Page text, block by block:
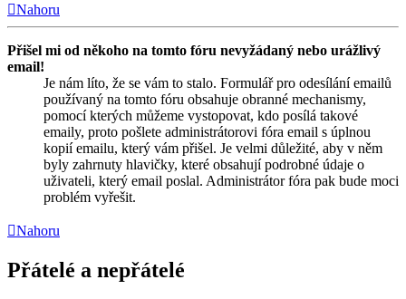
Nahoru
Přišel mi od někoho na tomto fóru nevyžádaný nebo urážlivý
email!
Je nám líto, že se vám to stalo. Formulář pro odesílání emailů
používaný na tomto fóru obsahuje obranné mechanismy,
pomocí kterých můžeme vystopovat, kdo posílá takové
emaily, proto pošlete administrátorovi fóra email s úplnou
kopií emailu, který vám přišel. Je velmi důležité, aby v něm
byly zahrnuty hlavičky, které obsahují podrobné údaje o
uživateli, který email poslal. Administrátor fóra pak bude moci
problém vyřešit.
Nahoru
Přátelé a nepřátelé